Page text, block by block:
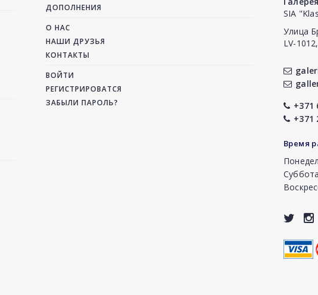
ДОПОЛНЕНИЯ
О НАС
НАШИ ДРУЗЬЯ
КОНТАКТЫ
ВОЙТИ
РЕГИСТРИРОВАТСЯ
ЗАБЫЛИ ПАРОЛЬ?
SIA
Улица
LV-
+371
+371
Время